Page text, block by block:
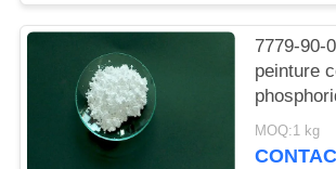
SITE
PRIVACY
POLICY
7779-90-
peinture
d'Acidzinc
MOQ:1 kg